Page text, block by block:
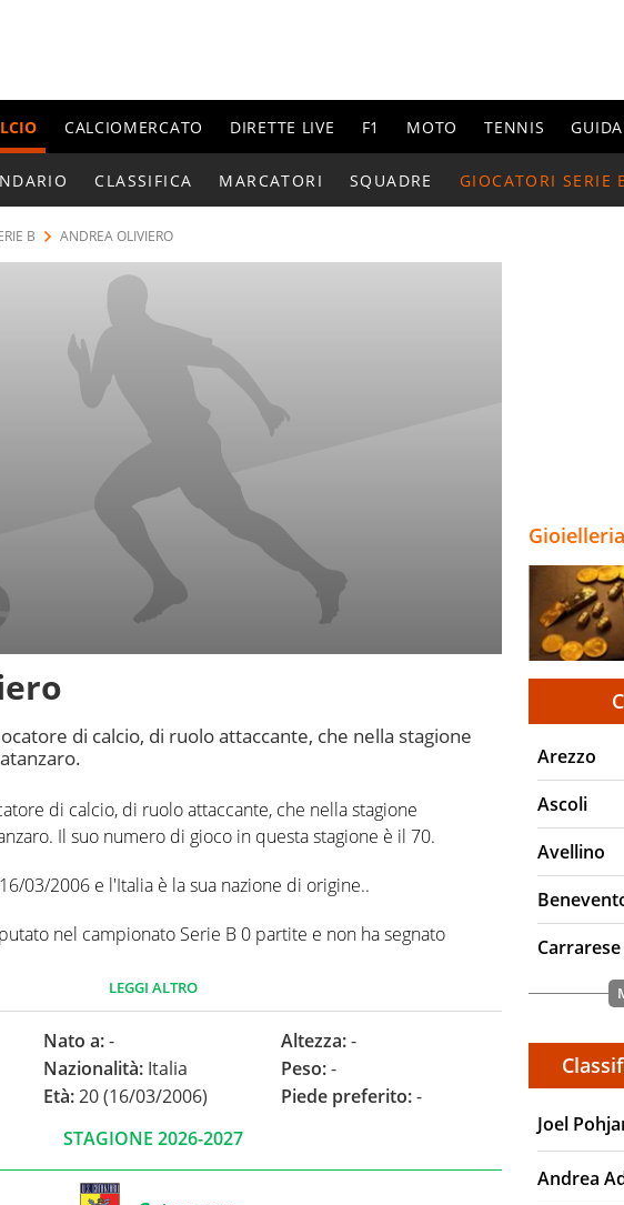
CALCIOMERCATO DIRETTE LIVE F1 MOTO TENNIS
CLASSIFICA MARCATORI SQUADRE GIOCATORI SERIE
B ANDREA OLIVIERO
di calcio, di ruolo attaccante, che nella stagione
di calcio, di ruolo attaccante, che nella stagione
Il suo numero di gioco in questa stagione è il 70.
03/2006 e l'Italia è la sua nazione di origine..
nel campionato Serie B 0 partite e non ha segnato
LEGGI ALTRO
Nato a:-
Nazionalità:Italia
Età:20 (16/03/2006)
Altezza:-
Peso:-
Piede preferito:-
STAGIONE 2026-2027
Arezzo
Ascoli
Avellino
Carrarese
Joel
Andrea